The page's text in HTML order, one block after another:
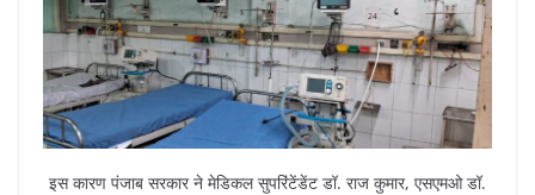
इस कारण पंजाब सरकार ने मेडिकल सुपरिंटेंडेंट डॉ. राज कुमार, एसएमओ डॉ.